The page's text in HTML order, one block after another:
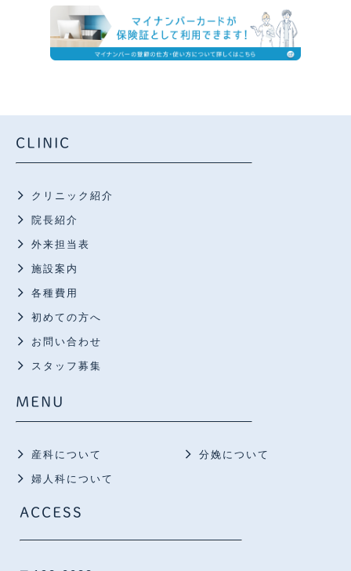
CLINIC
クリニック紹介
院長紹介
外来担当表
施設案内
各種費用
初めての方へ
お問い合わせ
スタッフ募集
MENU
産科について
婦人科について
分娩について
ACCESS